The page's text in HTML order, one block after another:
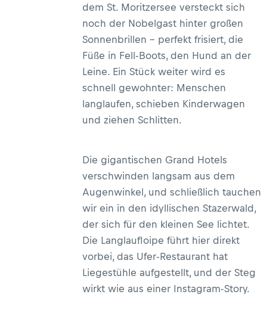
dem St. Moritzersee versteckt sich
noch der Nobelgast hinter großen
Sonnenbrillen – perfekt frisiert, die
Füße in Fell-Boots, den Hund an der
Leine. Ein Stück weiter wird es
schnell gewohnter: Menschen
langlaufen, schieben Kinderwagen
und ziehen Schlitten.
Die gigantischen Grand Hotels
verschwinden langsam aus dem
Augenwinkel, und schließlich tauchen
wir ein in den idyllischen Stazerwald,
der sich für den kleinen See lichtet.
Die Langlaufloipe führt hier direkt
vorbei, das Ufer-Restaurant hat
Liegestühle aufgestellt, und der Steg
wirkt wie aus einer Instagram-Story.